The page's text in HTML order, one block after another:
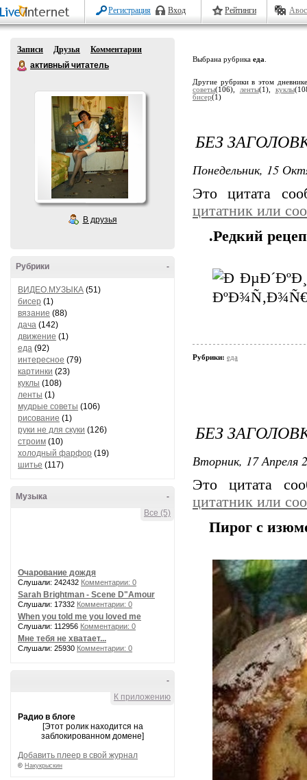
Регистрация Вход Рейтинги
Записи Друзья
Комментарии
активный читатель
В друзья
-
Рубрики
ВИДЕО.МУЗЫКА (51)
бисер (1)
вязание (88)
дача (142)
движение (1)
еда (92)
интересное (79)
картинки (23)
куклы (108)
ленты (1)
мудрые советы (106)
рисование (1)
руки не для скуки (126)
строим (10)
холодный фарфор (19)
шитье (117)
-
Музыка
Все (5)
Очарование дождя
Слушали: 242432 Комментарии: 0
Sarah Brightman - Scene D"Amour
Слушали: 17332 Комментарии: 0
When you told me you loved me
Слушали: 112956 Комментарии: 0
Мне тебя не хватает...
Слушали: 25930 Комментарии: 0
-
К приложению
Радио в блоге
[Этот ролик находится на
заблокированном домене]
Добавить плеер в свой журнал
© Накукрыскин
Выбрана рубрика еда
Другие рубрики в этом
советы(106), ленты(1), куклы
бисер(1)
БЕЗ
Понедельник, 15
Это цитата
цитатник или
.Редкий
Рубрики: еда
БЕЗ
Вторник, 17 Апреля
Это цитата
цитатник или
Пирог с